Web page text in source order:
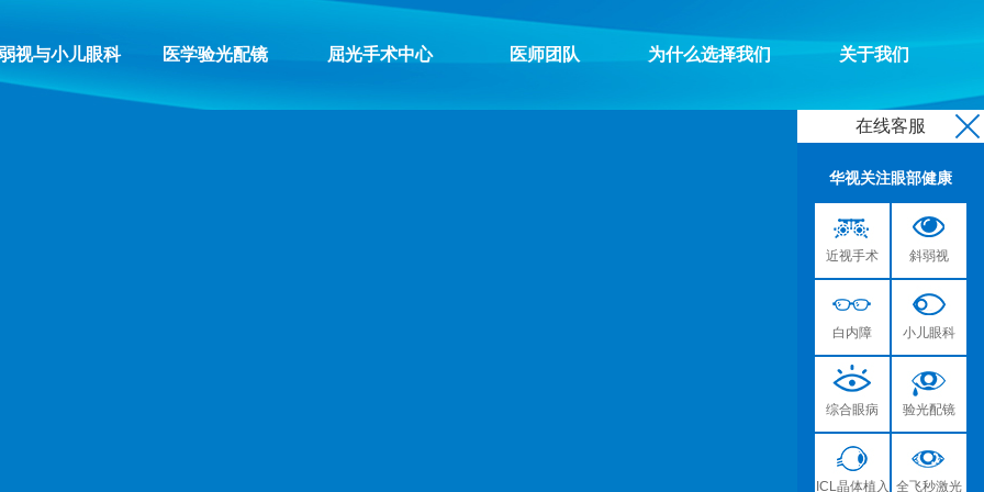
视与小儿眼科 医学验光配镜 屈光手术中心 医师团队 为什么选择我们 关于我们
在线客服
华视关注眼部健康
近视手术 斜弱视
白内障 小儿眼科
综合眼病 验光配镜
ICL晶体植入 全飞秒激光